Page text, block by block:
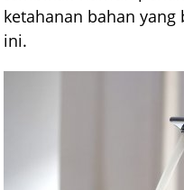
ketahanan bahan
ini.